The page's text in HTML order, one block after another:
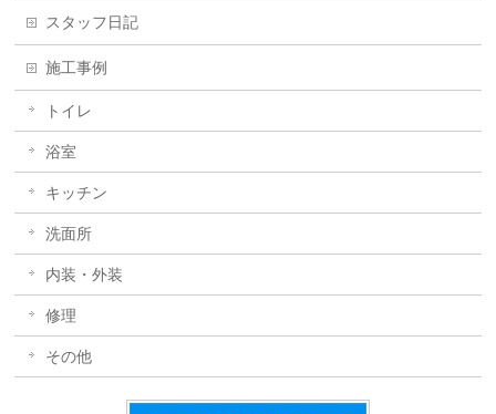
スタッフ日記
施工事例
トイレ
浴室
キッチン
洗面所
内装・外装
修理
その他